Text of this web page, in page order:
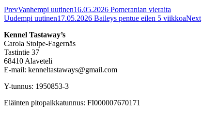
PrevVanhempi uutinen16.05.2026 Pomeranian vieraita
Uudempi uutinen17.05.2026 Baileys pentue eilen 5 viikkoaNext
Kennel Tastaway’s
Carola Stolpe-Fagernäs
Tastintie 37
68410 Alaveteli
E-mail: kenneltastaways@gmail.com
Y-tunnus: 1950853-3
Eläinten pitopaikkatunnus: FI000007670171